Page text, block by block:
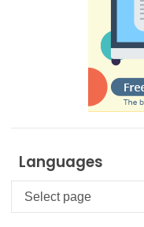
Languages
Languages